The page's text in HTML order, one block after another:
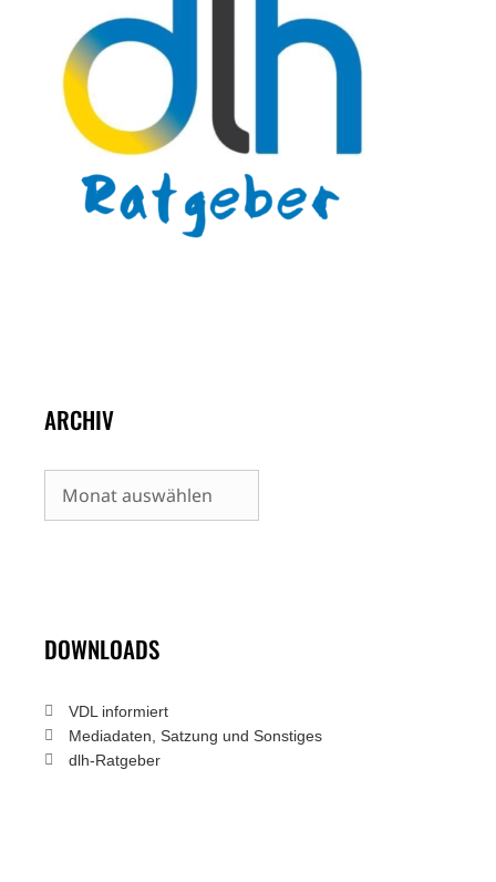
ARCHIV
Archiv
DOWNLOADS
VDL informiert
Mediadaten, Satzung und Sonstiges
dlh-Ratgeber